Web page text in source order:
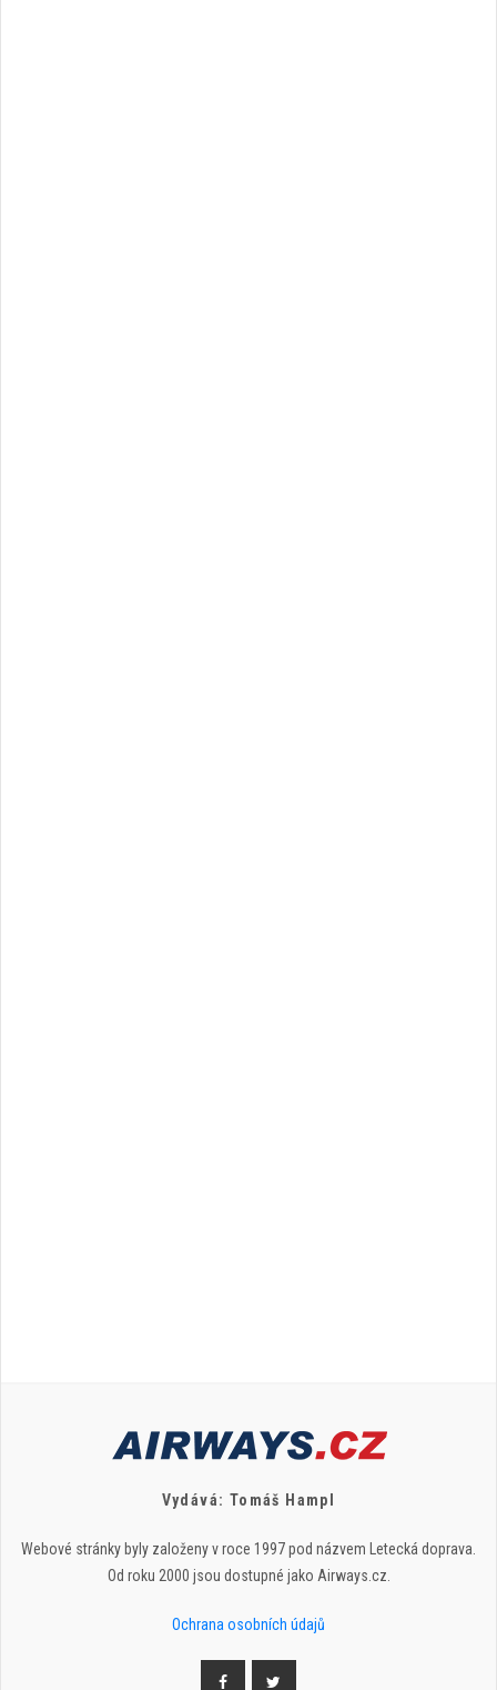
Vydává: Tomáš Hampl
Webové stránky byly založeny v roce 1997 pod názvem Letecká doprava.
Od roku 2000 jsou dostupné jako Airways.cz.
Ochrana osobních údajů